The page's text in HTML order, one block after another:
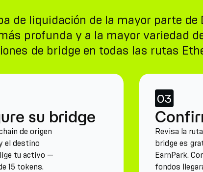
liquidación de la mayor parte de
profunda y a la mayor variedad
de bridge en todas las rutas
su bridge
de origen
el destino
tu activo —
15 tokens.
03
Revisa la
bridge es
EarnPark.
fondos